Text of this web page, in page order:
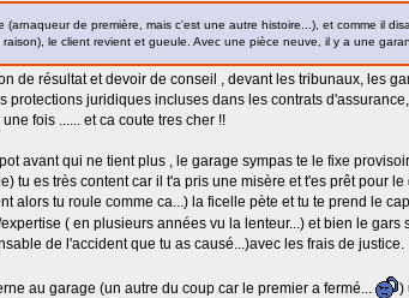
(arnaqueur de première, mais c'est une autre histoire...), et comme il
le client revient et gueule. Avec une pièce neuve, il y a une
de résultat et devoir de conseil , devant les tribunaux, les
protections juridiques incluses dans les contrats
fois ...... et ca coute tres cher !!
avant qui ne tient plus , le garage sympas te le fixe
tu es très content car il t'a pris une misère et t'es prêt pour le
alors tu roule comme ca...) la ficelle pète et tu te prend le
( en plusieurs années vu la lenteur...) et bien le
de l'accident que tu as causé...)avec les frais de justice.
au garage (un autre du coup car le premier a fermé...
)